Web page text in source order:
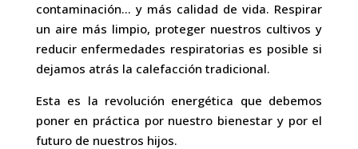
contaminación… y más calidad de vida. Respirar
un aire más limpio, proteger nuestros cultivos y
reducir enfermedades respiratorias es posible si
dejamos atrás la calefacción tradicional.
Esta es la revolución energética que debemos
poner en práctica por nuestro bienestar y por el
futuro de nuestros hijos.